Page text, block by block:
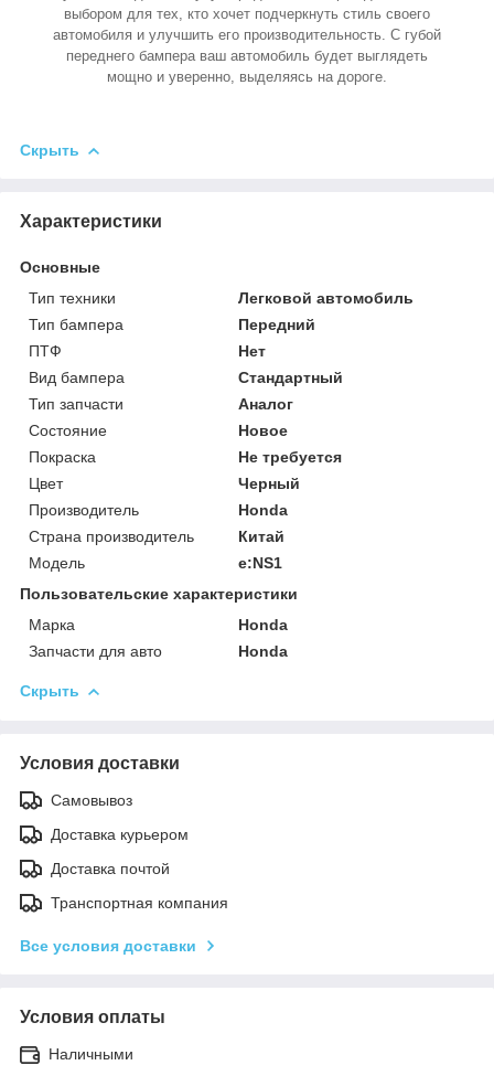
выбором для тех, кто хочет подчеркнуть стиль своего
автомобиля и улучшить его производительность. С губой
переднего бампера ваш автомобиль будет выглядеть
мощно и уверенно, выделяясь на дороге.
Скрыть
Характеристики
Основные
Тип техники
Легковой автомобиль
Тип бампера
Передний
ПТФ
Нет
Вид бампера
Стандартный
Тип запчасти
Аналог
Состояние
Новое
Покраска
Не требуется
Цвет
Черный
Производитель
Honda
Страна производитель
Китай
Модель
e:NS1
Пользовательские характеристики
Марка
Honda
Запчасти для авто
Honda
Скрыть
Условия доставки
Самовывоз
Доставка курьером
Доставка почтой
Транспортная компания
Все условия доставки
Условия оплаты
Наличными